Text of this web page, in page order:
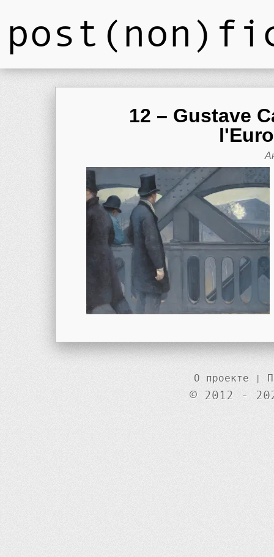
12 – Gustave
О проекте |
© 2012 -